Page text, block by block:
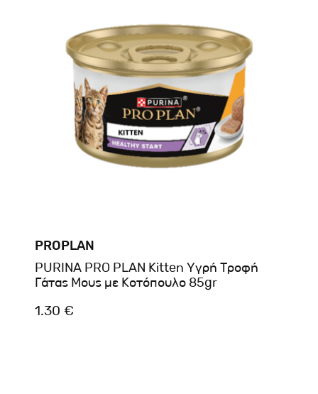
PROPLAN
PURINA PRO PLAN Kitten Υγρή Τροφή
Γάτας Μους με Κοτόπουλο 85gr
1.30 €